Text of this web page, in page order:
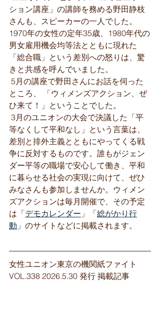
ション講座」の講師を務める野田静枝
さんも、スピーカーの一人でした。
1970年の女性の定年35歳、1980年代の
男女雇用機会均等法とともに現れた
「総合職」という差別への怒りは、驚
きと共感を呼んでいました。
ところ、 「ウィメンズアクション、ぜ
ひ来て！」ということでした。
等なくして平和なし」という言葉は、
差別と排外主義とともにやってくる戦
争に反対するものです。誰もがジェン
ダー平等の職場で安心して働き、平和
に暮らせる社会の実現に向けて、ぜひ
みなさんも参加しませんか。ウィメン
ズアクションは毎月開催で、その予定
は「デモカレンダー 」「総がかり行
動 」のサイトなどに掲載されます。
女性ユニオン東京の機関紙ファイト
VOL.338 2026.5.30 発行 掲載記事